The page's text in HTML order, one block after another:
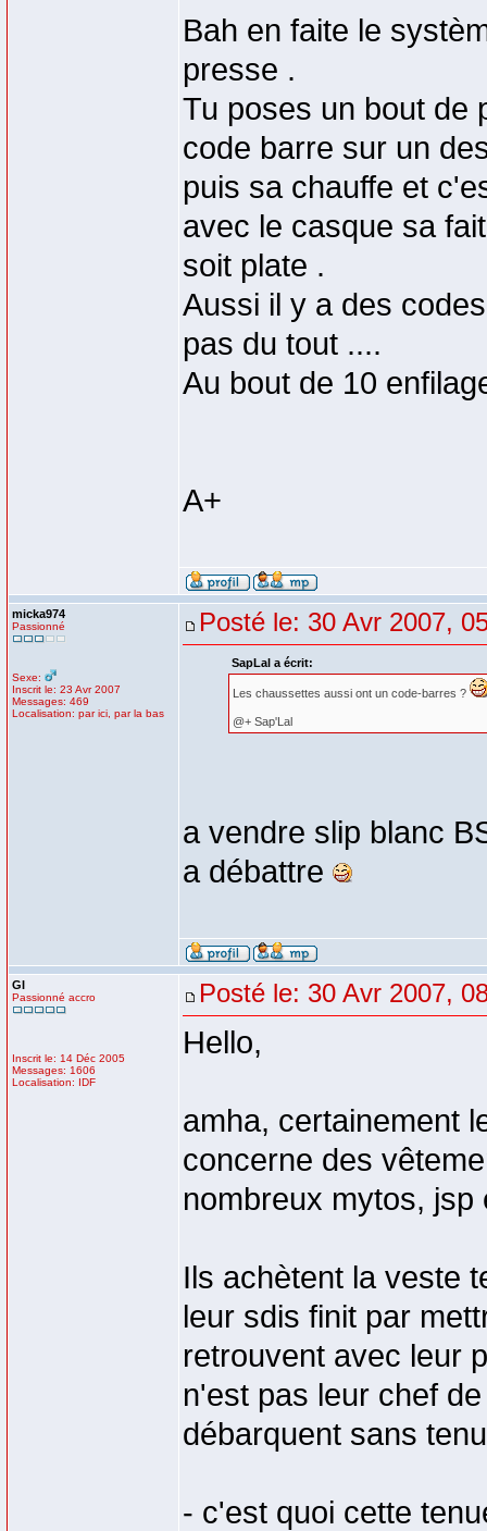
Bah en faite le
presse .
Tu poses un bout de
code barre sur un
puis sa chauffe et
avec le casque sa
soit plate .
Aussi il y a des
pas du tout ....
Au bout de 10
A+
micka974
Passionné
Sexe:
Inscrit le: 23 Avr 2007
Messages: 469
Localisation: par ici, par la bas
Posté le: 30 Avr 2007,
SapLal a écrit:
Les chaussettes aussi ont un code-barres ?
@+ Sap'Lal
a vendre slip blanc
a débattre
GI
Passionné accro
Inscrit le: 14 Déc 2005
Messages: 1606
Localisation: IDF
Posté le: 30 Avr 2007,
Hello,
amha, certainement
concerne des
nombreux mytos,
Ils achètent la veste
leur sdis finit par
retrouvent avec leur
n'est pas leur chef
débarquent sans
- c'est quoi cette